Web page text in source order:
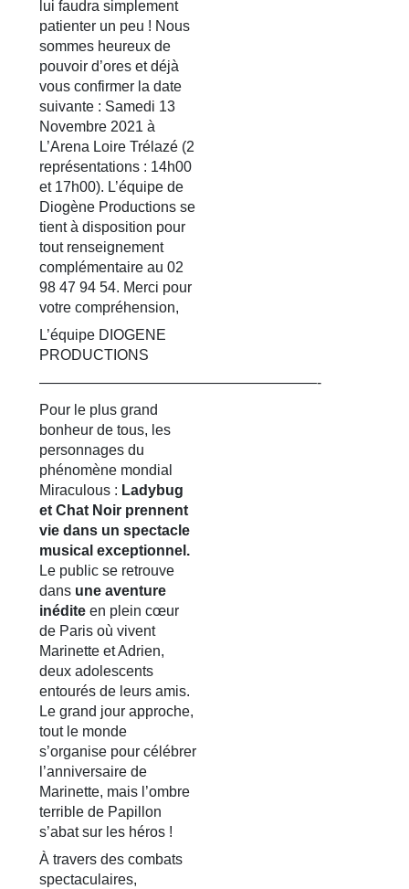
lui faudra simplement
patienter un peu ! Nous
sommes heureux de
pouvoir d’ores et déjà
vous confirmer la date
suivante : Samedi 13
Novembre 2021 à
L’Arena Loire Trélazé (2
représentations : 14h00
et 17h00). L’équipe de
Diogène Productions se
tient à disposition pour
tout renseignement
complémentaire au 02
98 47 94 54. Merci pour
votre compréhension,
L’équipe DIOGENE
PRODUCTIONS
———————————————————-
Pour le plus grand
bonheur de tous, les
personnages du
phénomène mondial
Miraculous : Ladybug
et Chat Noir prennent
vie dans un spectacle
musical exceptionnel.
Le public se retrouve
dans une aventure
inédite en plein cœur
de Paris où vivent
Marinette et Adrien,
deux adolescents
entourés de leurs amis.
Le grand jour approche,
tout le monde
s’organise pour célébrer
l’anniversaire de
Marinette, mais l’ombre
terrible de Papillon
s’abat sur les héros !
À travers des combats
spectaculaires,